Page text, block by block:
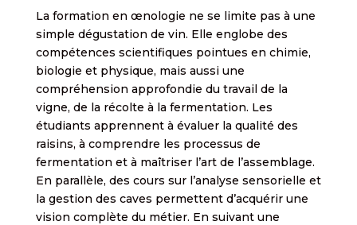
La formation en œnologie ne se limite pas à une
simple dégustation de vin. Elle englobe des
compétences scientifiques pointues en chimie,
biologie et physique, mais aussi une
compréhension approfondie du travail de la
vigne, de la récolte à la fermentation. Les
étudiants apprennent à évaluer la qualité des
raisins, à comprendre les processus de
fermentation et à maîtriser l’art de l’assemblage.
En parallèle, des cours sur l’analyse sensorielle et
la gestion des caves permettent d’acquérir une
vision complète du métier. En suivant une